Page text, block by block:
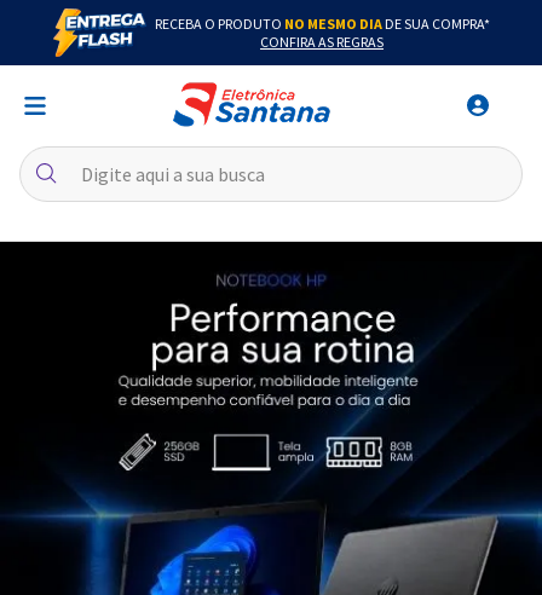
RECEBA O PRODUTO NO MESMO DIADE SUA COMPRA*
CONFIRA AS REGRAS